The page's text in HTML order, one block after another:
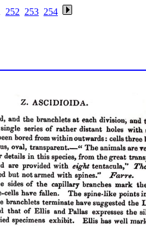
252 253 254